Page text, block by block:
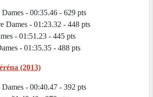
Dames - 00:35.46 - 629 pts
Dames - 01:23.32 - 448 pts
- 01:51.23 - 445 pts
Dames - 01:35.35 - 488 pts
(2013)
Dames - 00:40.47 - 392 pts